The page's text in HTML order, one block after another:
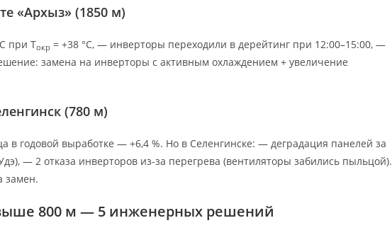
«Архыз» (1850 м)
при Tокр = +38 °C, — инверторы переходили в дерейтинг при 12:00–15:00, —
замена на инверторы с активным охлаждением + увеличение
(780 м)
в годовой выработке — +6,4 %. Но в Селенгинске: — деградация панелей за
— 2 отказа инверторов из-за перегрева (вентиляторы забились пыльцой).
замен.
800 м — 5 инженерных решений